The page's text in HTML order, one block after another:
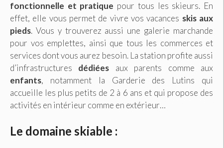
fonctionnelle et pratique pour tous les skieurs. En
effet, elle vous permet de vivre vos vacances skis aux
pieds. Vous y trouverez aussi une galerie marchande
pour vos emplettes, ainsi que tous les commerces et
services dont vous aurez besoin. La station profite aussi
d’infrastructures dédiées aux parents comme aux
enfants, notamment la Garderie des Lutins qui
accueille les plus petits de 2 à 6 ans et qui propose des
activités en intérieur comme en extérieur…
Le domaine skiable :